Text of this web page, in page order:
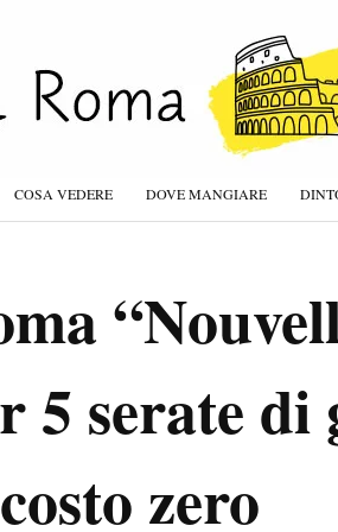
COSA VEDERE DOVE MANGIARE
5 serate
zero